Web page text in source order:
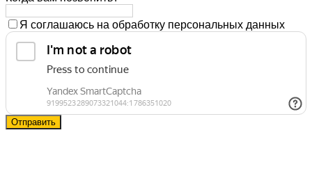
Я соглашаюсь на обработку персональных данных